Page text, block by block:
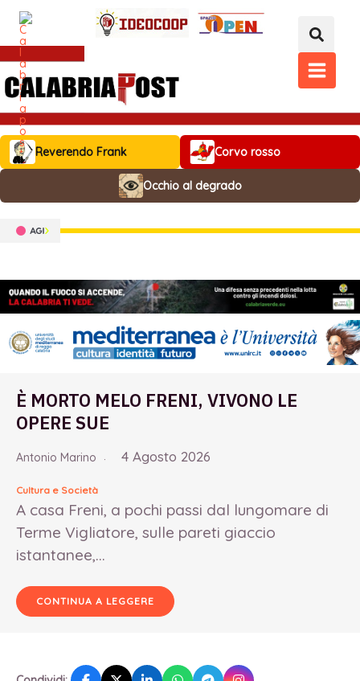
contenuto
MAIN
MENU
Reverendo Frank Corvo rosso
Occhio al degrado
È MORTO MELO FRENI, VIVONO LE
OPERE SUE
Antonio Marino 4 Agosto 2026
Cultura e Società
A casa Freni, a pochi passi dal lungomare di
Terme Vigliatore, sulle pareti giaccio
istantanee,...
CONTINUA A LEGGERE